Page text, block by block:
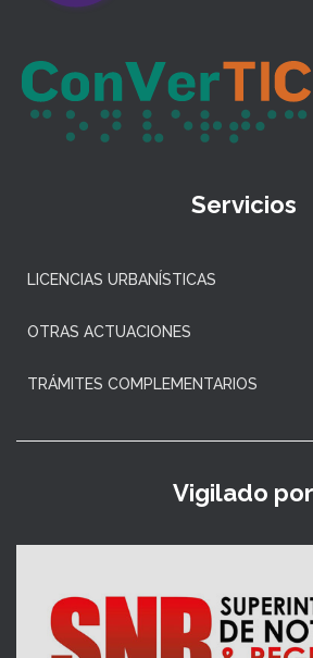
Servicios
LICENCIAS URBANÍSTICAS
OTRAS ACTUACIONES
TRÁMITES COMPLEMENTARIOS
Vigilado por